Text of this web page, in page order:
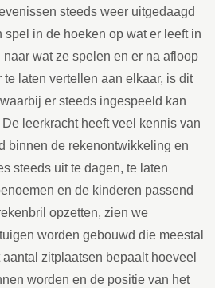
steeds weer uitgedaagd
spel in de hoeken op wat er leeft in
wat ze spelen en er na afloop
laten vertellen aan elkaar, is dit
er steeds ingespeeld kan
leerkracht heeft veel kennis van
binnen de rekenontwikkeling en
steeds uit te dagen, te laten
en de kinderen passend
opzetten, zien we
worden gebouwd die meestal
zitplaatsen bepaalt hoeveel
worden en de positie van het